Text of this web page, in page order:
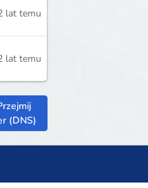
lat temu
lat temu
(DNS)